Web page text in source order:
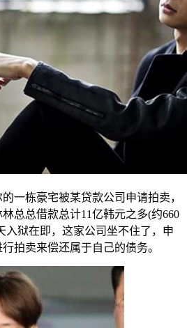
一栋豪宅被某贷款公司申请拍卖，
总总借款总计11亿韩元之多(约660
入狱在即，这家公司坐不住了，申
拍卖来偿还属于自己的债务。